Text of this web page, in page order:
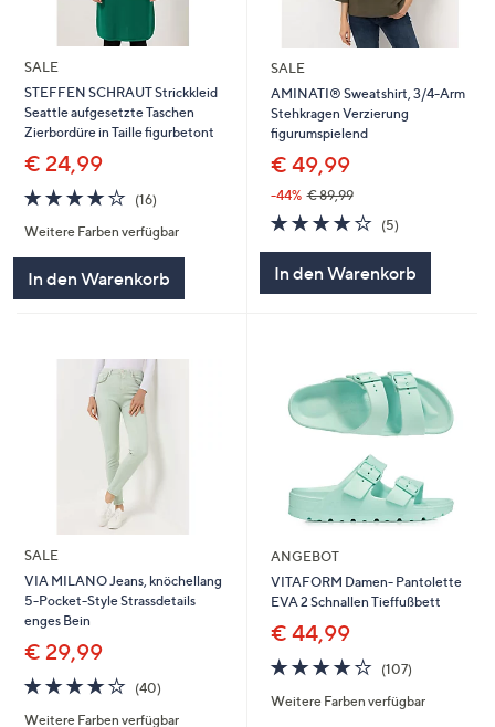
SALE
STEFFEN SCHRAUT Strickkleid
Seattle aufgesetzte Taschen
Zierbordüre in Taille figurbetont
€ 24,99
3.9
von
5
(16)16
Weitere Farben verfügbar
In den Warenkorb
SALE
AMINATI® Sweatshirt, 3/4-Arm
Stehkragen Verzierung
figurumspielend
€ 49,99
-44% € 89,99
3.8
von
(5)5
In den Warenkorb
SALE
VIA MILANO Jeans, knöchellang
5-Pocket-Style Strassdetails
enges Bein
€ 29,99
3.8
von
5
(40)40
Weitere Farben verfügbar
ANGEBOT
VITAFORM Damen- Pantolette
EVA 2 Schnallen Tieffußbett
€ 44,99
3.8
von
5
(107)107
Weitere Farben verfügbar